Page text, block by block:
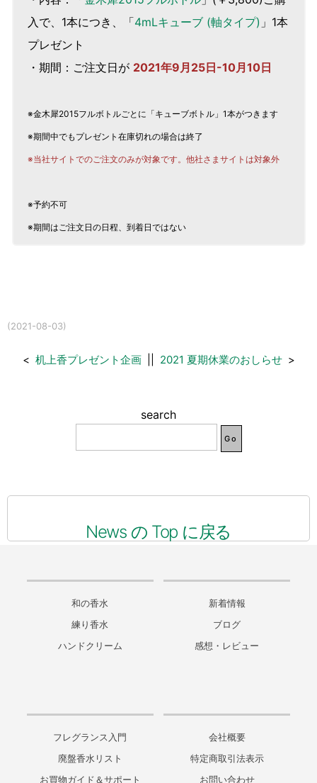
入で、1本につき、「4mLキューブ (軸タイプ) 」1本
プレゼント
・期間：ご注文日が 2021年9月25日-10月10日
※金木犀2015フルボトルごとに「キューブボトル」1本がつきます
※期間中でもプレゼント在庫切れの場合は終了
※当社サイトでのご注文のみが対象です。他社さまサイトは対象外
※予約不可
※期間はご注文日の日程、到着日ではない
(2021-08-03)
< 机上香プレゼント企画|| 2021 夏期休業のおしらせ>
search
News の Top に戻る
和の香水
練り香水
ハンドクリーム
新着情報
ブログ
感想・レビュー
フレグランス入門
廃盤香水リスト
お買物ガイド＆サポート
会社概要
特定商取引法表示
お問い合わせ